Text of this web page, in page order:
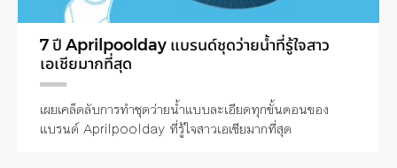
7 ปี Aprilpoolday แบรนด์ชุดว่ายน้ำที่รู้ใจสาว
เอเชียมากที่สุด
เผยเคล็ดลับการทำชุดว่ายน้ำแบบละเอียดทุกขั้นตอนของ
แบรนด์ Aprilpoolday ที่รู้ใจสาวเอเชียมากที่สุด